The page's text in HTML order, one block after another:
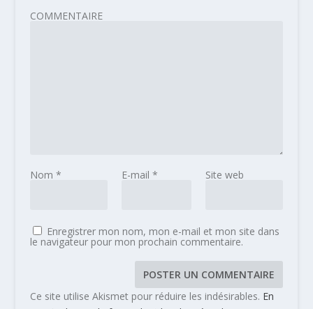
COMMENTAIRE
Nom * E-mail * Site web
Enregistrer mon nom, mon e-mail et mon site dans
le navigateur pour mon prochain commentaire.
Ce site utilise Akismet pour réduire les indésirables. En